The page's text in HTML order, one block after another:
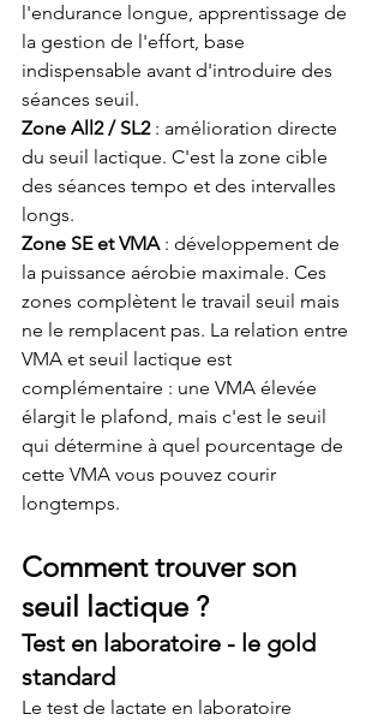
l'endurance longue, apprentissage de
la gestion de l'effort, base
indispensable avant d'introduire des
séances seuil.
Zone All2 / SL2 : amélioration directe
du seuil lactique. C'est la zone cible
des séances tempo et des intervalles
longs.
Zone SE et VMA : développement de
la puissance aérobie maximale. Ces
zones complètent le travail seuil mais
ne le remplacent pas. La relation entre
VMA et seuil lactique est
complémentaire : une VMA élevée
élargit le plafond, mais c'est le seuil
qui détermine à quel pourcentage de
cette VMA vous pouvez courir
longtemps.
Comment trouver son
seuil lactique ?
Test en laboratoire - le gold
standard
Le test de lactate en laboratoire